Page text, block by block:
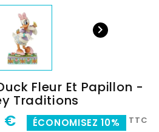

Fleur Et Papillon -
Traditions
€ ÉCONOMISEZ 10% TTC